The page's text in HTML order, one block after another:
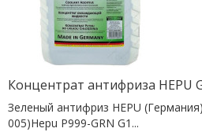
Концентрат антифриза HEPU
Зеленый антифриз HEPU
005)Hepu P999-GRN G1...